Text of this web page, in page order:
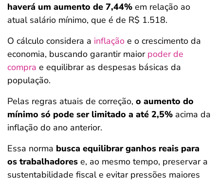
haverá um aumento de 7,44% em relação ao
atual salário mínimo, que é de R$ 1.518.
O cálculo considera a inflação e o crescimento da
economia, buscando garantir maior poder de
compra e equilibrar as despesas básicas da
população.
Pelas regras atuais de correção, o aumento do
mínimo só pode ser limitado a até 2,5% acima da
inflação do ano anterior.
Essa norma busca equilibrar ganhos reais para
os trabalhadores e, ao mesmo tempo, preservar a
sustentabilidade fiscal e evitar pressões maiores